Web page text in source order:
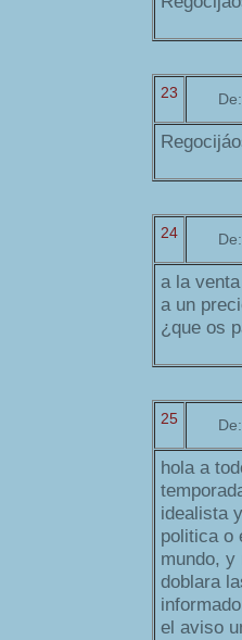
23 De:
24 De:
a la
a un
¿que os
25 De:
hola a
idealista
politica o
mundo, y
doblara
el aviso